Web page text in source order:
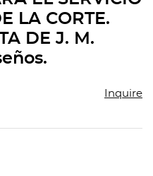
LA CORTE.
DE J. M.
Inquire